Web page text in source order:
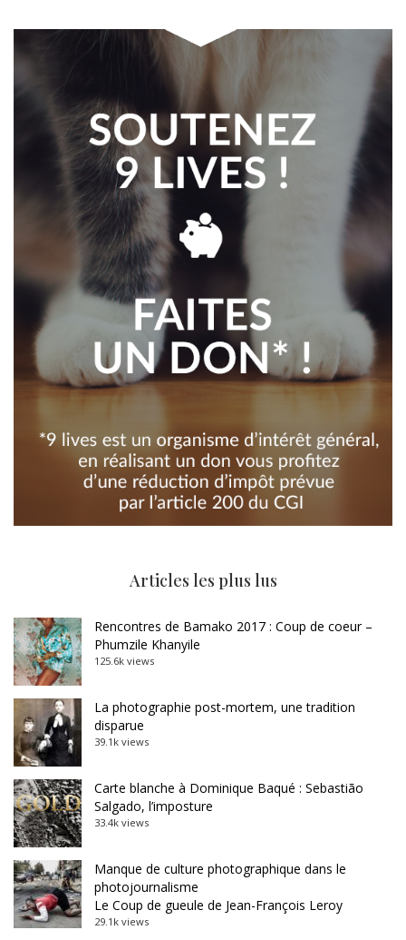
Articles les plus lus
Rencontres de Bamako 2017 : Coup de coeur –
Phumzile Khanyile
125.6k views
La photographie post-mortem, une tradition
disparue
39.1k views
Carte blanche à Dominique Baqué : Sebastião
Salgado, l’imposture
33.4k views
Manque de culture photographique dans le
photojournalisme
Le Coup de gueule de Jean-François Leroy
29.1k views